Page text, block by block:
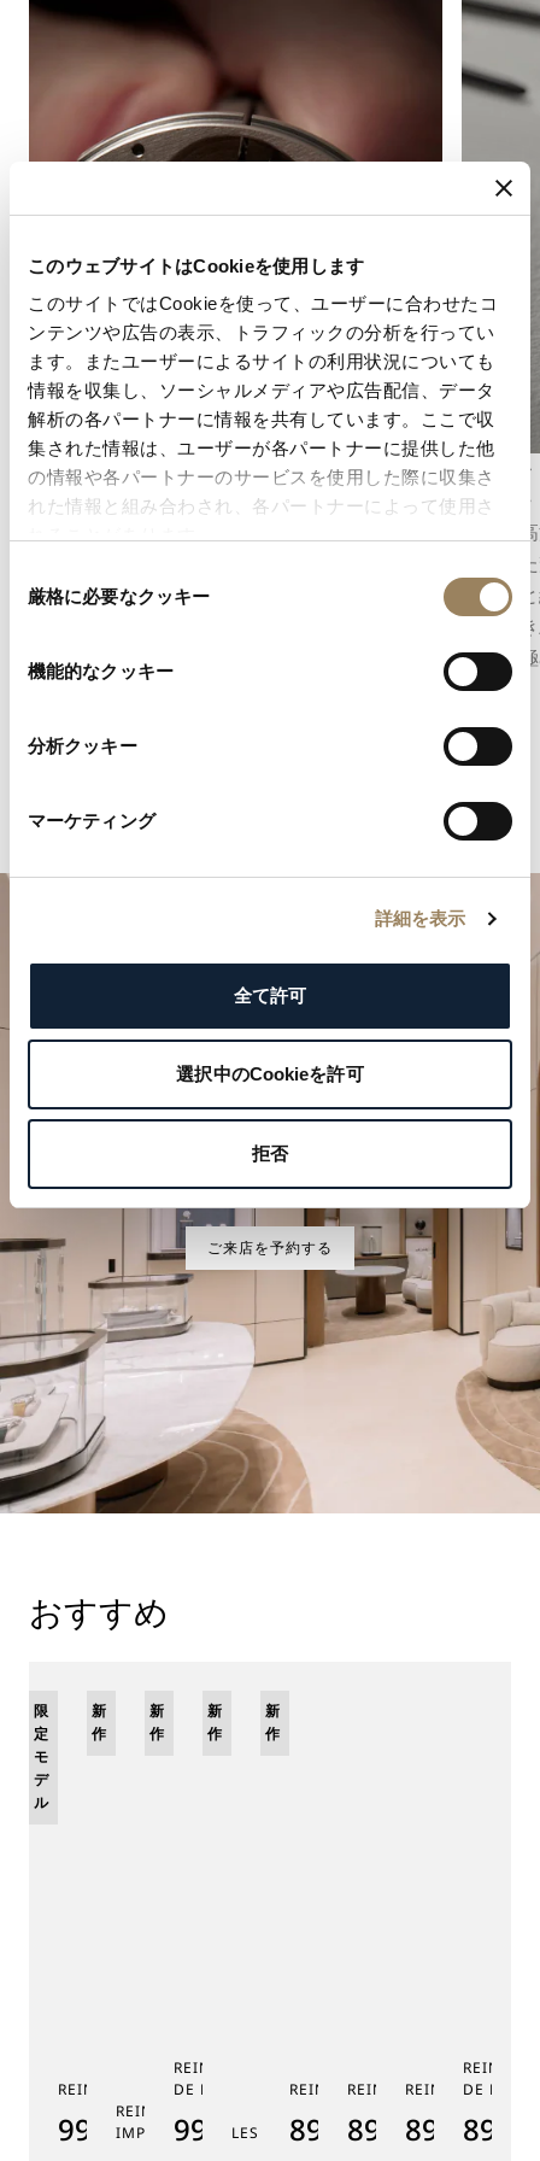
このウェブサイトはCookieを使用します
このサイトではCookieを使って、ユーザーに合わせたコ
ンテンツや広告の表示、トラフィックの分析を行ってい
ます。またユーザーによるサイトの利用状況についても
情報を収集し、ソーシャルメディアや広告配信、データ
解析の各パートナーに情報を共有しています。ここで収
集された情報は、ユーザーが各パートナーに提供した他
の情報や各パートナーのサービスを使用した際に収集さ
れた情報と組み合わされ、各パートナーによって使用さ
厳格に必要なクッキー
機能的なクッキー
分析クッキー
マーケティング
詳細を表示
全て許可
選択中のCookieを許可
拒否
アングラージュ
アングラージュは、ムーブメントの部品のエッ
反射し、部品の輪郭を際立たせるとともに、細
します。
グラン
グラン
極めて
に満ち
た技術
情が磨
決まる
特別なひとときを計画する
ご来店を予約する
おすすめ
REINE DE NAPLES 9915
9915BB/58/964
限
定
モ
デ
ル
REINE DE NAPLES PERLES
IMPÉRIALES
新
作
REINE DE NAPLES PHASE
DE LUNE 9935
9935BH/4Y/J40
新
作
LES JARDINS DU PETIT TRIANON
新
作
REINE DE NAPLES 8925
8925BH/5W/J40
新
作
REINE DE NAPLES 8918
8918BB/5D/
REINE DE
8938BB/
REINE
DE LUNE